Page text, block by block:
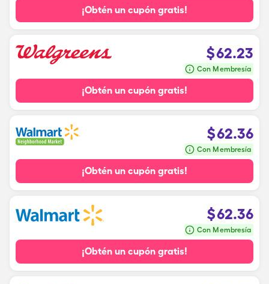
¡Obtén un cupón gratis!
$62.23
Con Membresía
¡Obtén un cupón gratis!
$62.36
Con Membresía
¡Obtén un cupón gratis!
$62.36
Con Membresía
¡Obtén un cupón gratis!